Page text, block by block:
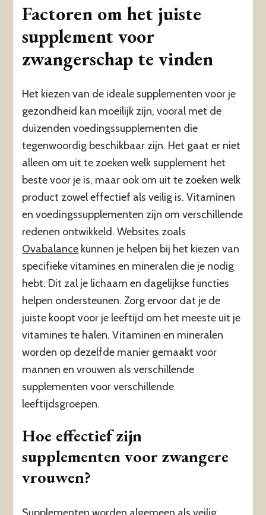
Factoren om het juiste
supplement voor
zwangerschap te vinden
Het kiezen van de ideale supplementen voor je
gezondheid kan moeilijk zijn, vooral met de
duizenden voedingssupplementen die
tegenwoordig beschikbaar zijn. Het gaat er niet
alleen om uit te zoeken welk supplement het
beste voor je is, maar ook om uit te zoeken welk
product zowel effectief als veilig is. Vitaminen
en voedingssupplementen zijn om verschillende
redenen ontwikkeld. Websites zoals
Ovabalance kunnen je helpen bij het kiezen van
specifieke vitamines en mineralen die je nodig
hebt. Dit zal je lichaam en dagelijkse functies
helpen ondersteunen. Zorg ervoor dat je de
juiste koopt voor je leeftijd om het meeste uit je
vitamines te halen. Vitaminen en mineralen
worden op dezelfde manier gemaakt voor
mannen en vrouwen als verschillende
supplementen voor verschillende
leeftijdsgroepen.
Hoe effectief zijn
supplementen voor zwangere
vrouwen?